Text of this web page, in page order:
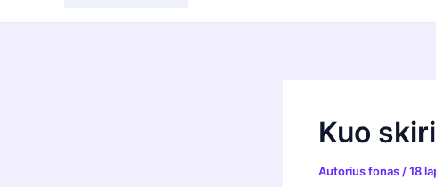
Kuo
Autoriusfonas /18